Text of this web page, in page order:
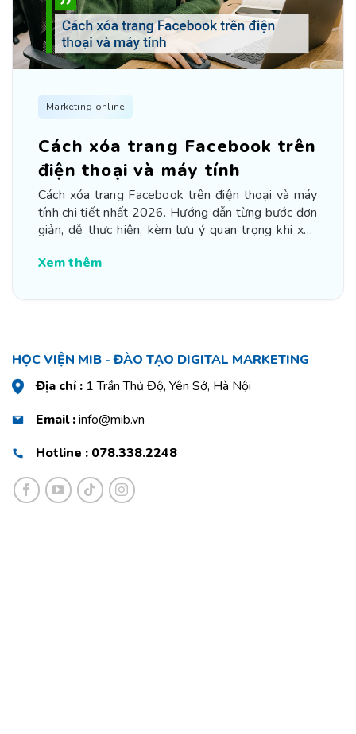
Marketing online
Cách xóa trang Facebook trên
điện thoại và máy tính
Cách xóa trang Facebook trên điện thoại và máy
tính chi tiết nhất 2026. Hướng dẫn từng bước đơn
giản, dễ thực hiện, kèm lưu ý quan trọng khi xóa
Xem thêm
HỌC VIỆN MIB - ĐÀO TẠO DIGITAL MARKETING
Địa chỉ : 1 Trần Thủ Độ, Yên Sở, Hà Nội
Email :info@mib.vn
Hotline : 078.338.2248